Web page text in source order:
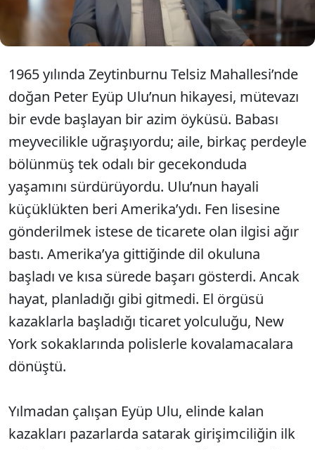
CEO’su.
1965 yılında Zeytinburnu Telsiz Mahallesi’nde
doğan Peter Eyüp Ulu’nun hikayesi, mütevazı
bir evde başlayan bir azim öyküsü. Babası
meyvecilikle uğraşıyordu; aile, birkaç perdeyle
bölünmüş tek odalı bir gecekonduda
yaşamını sürdürüyordu. Ulu’nun hayali
küçüklükten beri Amerika’ydı. Fen lisesine
gönderilmek istese de ticarete olan ilgisi ağır
bastı. Amerika’ya gittiğinde dil okuluna
başladı ve kısa sürede başarı gösterdi. Ancak
hayat, planladığı gibi gitmedi. El örgüsü
kazaklarla başladığı ticaret yolculuğu, New
York sokaklarında polislerle kovalamacalara
dönüştü.
Yılmadan çalışan Eyüp Ulu, elinde kalan
kazakları pazarlarda satarak girişimciliğin ilk